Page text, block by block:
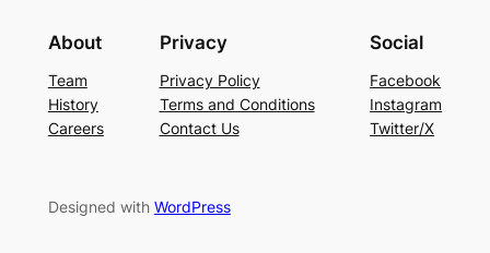
About
Team
History
Careers
Privacy
Privacy Policy
Terms and Conditions
Contact Us
Social
Facebook
Instagram
Twitter/X
Designed with WordPress